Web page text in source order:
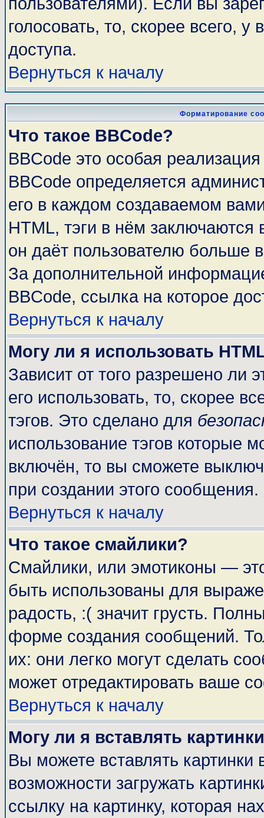
голосовать, то, скорее всего,
доступа.
Вернуться к началу
Форматирование
Что такое BBCode?
BBCode это особая
BBCode определяется
его в каждом создаваемом
HTML, тэги в нём заключаются
он даёт пользователю больше
За дополнительной
BBCode, ссылка на которое
Вернуться к началу
Могу ли я использовать
Зависит от того разрешено ли
его использовать, то, скорее
тэгов. Это сделано для
использование тэгов которые
включён, то вы сможете
при создании этого сообщения.
Вернуться к началу
Что такое смайлики?
Смайлики, или эмотиконы —
быть использованы для
радость, :( значит грусть.
форме создания сообщений.
их: они легко могут сделать
может отредактировать ваше
Вернуться к началу
Могу ли я вставлять
Вы можете вставлять
возможности загружать
ссылку на картинку, которая